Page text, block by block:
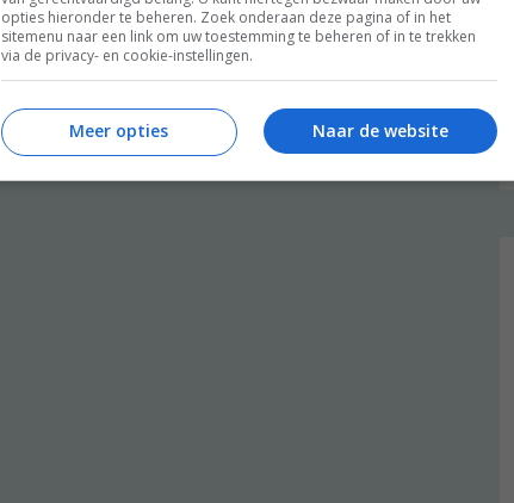
opties hieronder te beheren. Zoek onderaan deze pagina of in het
sitemenu naar een link om uw toestemming te beheren of in te trekken
via de privacy- en cookie-instellingen.
Naar de website
Meer opties